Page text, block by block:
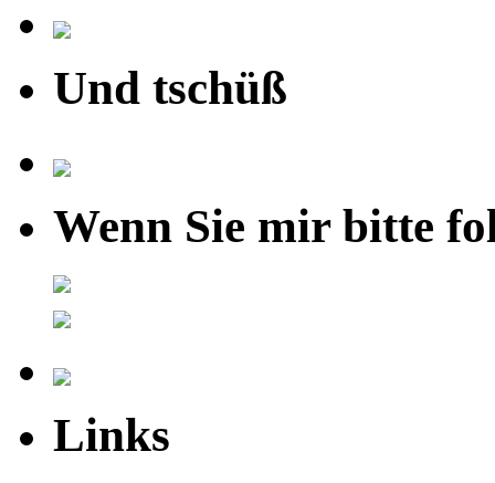
Und tschüß
Wenn Sie mir bitte
Links